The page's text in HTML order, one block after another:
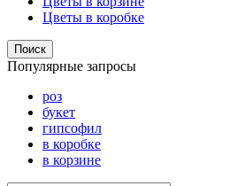
Цветы в коробке
Поиск
Популярные запросы
роз
букет
гипсофил
в коробке
в корзине